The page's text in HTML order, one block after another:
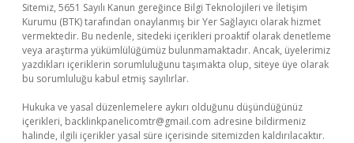
Sitemiz, 5651 Sayılı Kanun gereğince Bilgi Teknolojileri ve İletişim
Kurumu (BTK) tarafından onaylanmış bir Yer Sağlayıcı olarak hizmet
vermektedir. Bu nedenle, sitedeki içerikleri proaktif olarak denetleme
veya araştırma yükümlülüğümüz bulunmamaktadır. Ancak, üyelerimiz
yazdıkları içeriklerin sorumluluğunu taşımakta olup, siteye üye olarak
bu sorumluluğu kabul etmiş sayılırlar.
Hukuka ve yasal düzenlemelere aykırı olduğunu düşündüğünüz
içerikleri, backlinkpanelicomtr@gmail.com adresine bildirmeniz
halinde, ilgili içerikler yasal süre içerisinde sitemizden kaldırılacaktır.